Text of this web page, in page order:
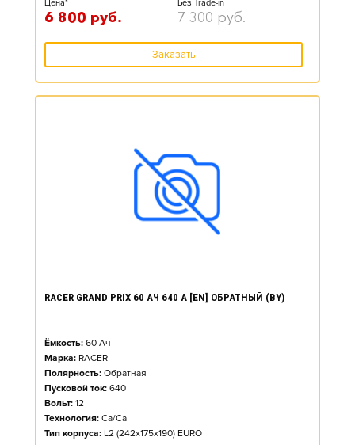
Цена*
6 800 руб.
Без Trade-in
7 300 руб.
Заказать
RACER GRAND PRIX 60 АЧ 640 А [EN] ОБРАТНЫЙ (BY)
Ёмкость: 60 Ач
Марка: RACER
Полярность: Обратная
Пусковой ток: 640
Вольт: 12
Технология: Ca/Ca
Тип корпуса: L2 (242x175x190) EURO